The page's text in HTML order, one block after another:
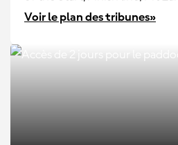
Voir le plan des tribunes»